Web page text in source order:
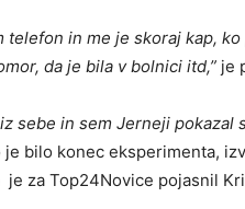
telefon in me je skoraj kap,
da je bila v bolnici itd,” je
sebe in sem Jerneji pokazal
je bilo konec eksperimenta,
je za Top24Novice pojasnil